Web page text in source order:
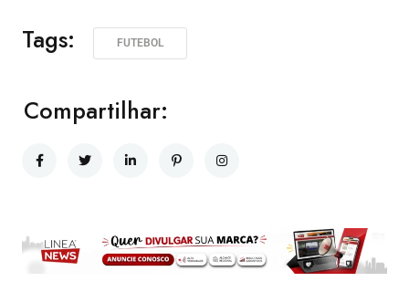
Tags: FUTEBOL
Compartilhar: